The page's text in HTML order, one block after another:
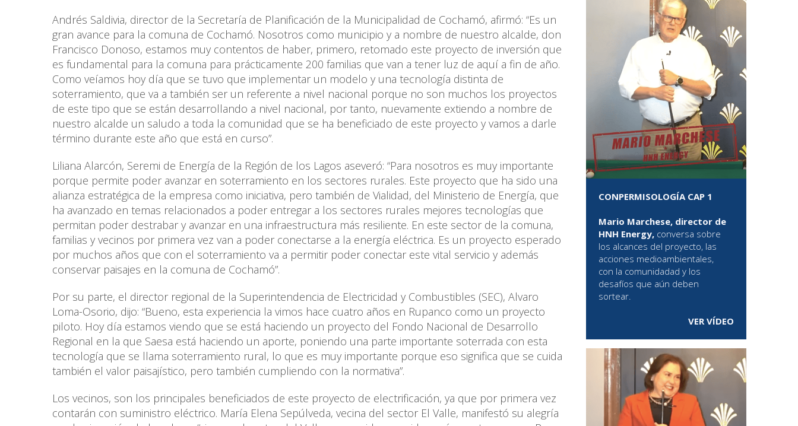
Andrés Saldivia, director de la Secretaría de Planificación de la Municipalidad de Cochamó, afirmó: “Es un
gran avance para la comuna de Cochamó. Nosotros como municipio y a nombre de nuestro alcalde, don
Francisco Donoso, estamos muy contentos de haber, primero, retomado este proyecto de inversión que
es fundamental para la comuna para prácticamente 200 familias que van a tener luz de aquí a fin de año.
Como veíamos hoy día que se tuvo que implementar un modelo y una tecnología distinta de
soterramiento, que va a también ser un referente a nivel nacional porque no son muchos los proyectos
de este tipo que se están desarrollando a nivel nacional, por tanto, nuevamente extiendo a nombre de
nuestro alcalde un saludo a toda la comunidad que se ha beneficiado de este proyecto y vamos a darle
término durante este año que está en curso”.
Liliana Alarcón, Seremi de Energía de la Región de los Lagos aseveró: “Para nosotros es muy importante
porque permite poder avanzar en soterramiento en los sectores rurales. Este proyecto que ha sido una
alianza estratégica de la empresa como iniciativa, pero también de Vialidad, del Ministerio de Energía, que
ha avanzado en temas relacionados a poder entregar a los sectores rurales mejores tecnologías que
permitan poder destrabar y avanzar en una infraestructura más resiliente. En este sector de la comuna,
familias y vecinos por primera vez van a poder conectarse a la energía eléctrica. Es un proyecto esperado
por muchos años que con el soterramiento va a permitir poder conectar este vital servicio y además
conservar paisajes en la comuna de Cochamó”.
Por su parte, el director regional de la Superintendencia de Electricidad y Combustibles (SEC), Alvaro
Loma-Osorio, dijo: “Bueno, esta experiencia la vimos hace cuatro años en Rupanco como un proyecto
piloto. Hoy día estamos viendo que se está haciendo un proyecto del Fondo Nacional de Desarrollo
Regional en la que Saesa está haciendo un aporte, poniendo una parte importante soterrada con esta
tecnología que se llama soterramiento rural, lo que es muy importante porque eso significa que se cuida
también el valor paisajístico, pero también cumpliendo con la normativa”.
Los vecinos, son los principales beneficiados de este proyecto de electrificación, ya que por primera vez
contarán con suministro eléctrico. María Elena Sepúlveda, vecina del sector El Valle, manifestó su alegría
CONPERMISOLOGÍA CAP 1
Mario Marchese, director de
HNH Energy, conversa sobre
los alcances del proyecto, las
acciones medioambientales,
con la comunidadad y los
desafíos que aún deben
sortear.
VER VÍDEO